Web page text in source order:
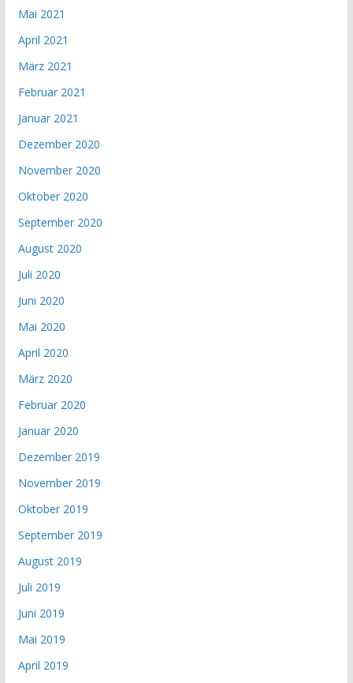
Mai 2021
April 2021
März 2021
Februar 2021
Januar 2021
Dezember 2020
November 2020
Oktober 2020
September 2020
August 2020
Juli 2020
Juni 2020
Mai 2020
April 2020
März 2020
Februar 2020
Januar 2020
Dezember 2019
November 2019
Oktober 2019
September 2019
August 2019
Juli 2019
Juni 2019
Mai 2019
April 2019